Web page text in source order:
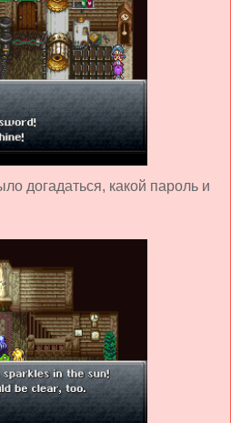
догадаться, какой пароль и